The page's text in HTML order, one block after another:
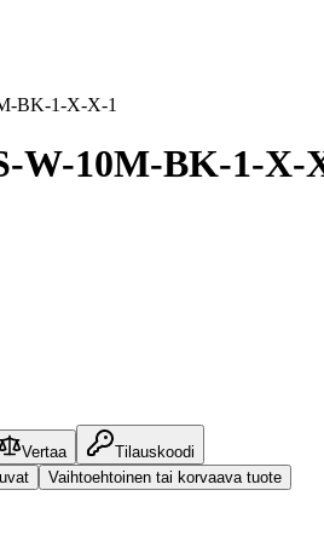
BK-1-X-X-1
W-10M-BK-1-X-
Vertaa
Tilauskoodi
Vaihtoehtoinen tai korvaava tuote